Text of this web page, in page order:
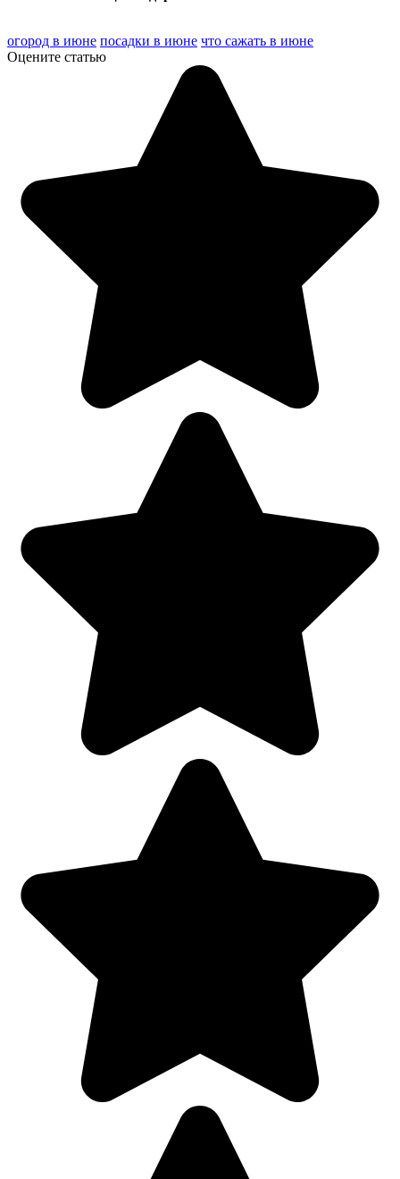
огород в июне посадки в июне что сажать в июне
Оцените статью